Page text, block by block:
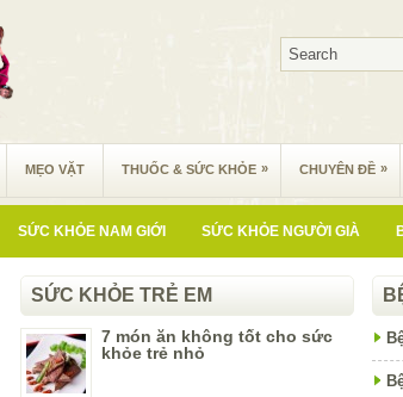
MẸO VẶT THUỐC & SỨC KHỎE » CHUYÊN ĐỀ »
SỨC KHỎE NAM GIỚI SỨC KHỎE NGƯỜI GIÀ
SỨC KHỎE TRẺ EM
7 món ăn không tốt cho sức
khỏe trẻ nhỏ